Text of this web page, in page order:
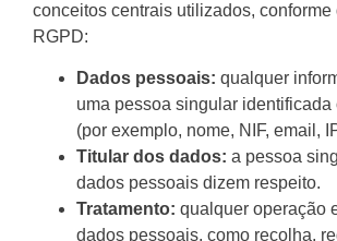
conceitos centrais utilizados,
RGPD:
Dados pessoais: qualquer
uma pessoa singular identificada
(por exemplo, nome, NIF, email,
Titular dos dados: a pessoa
dados pessoais dizem respeito.
Tratamento: qualquer operação
dados pessoais, como recolha,